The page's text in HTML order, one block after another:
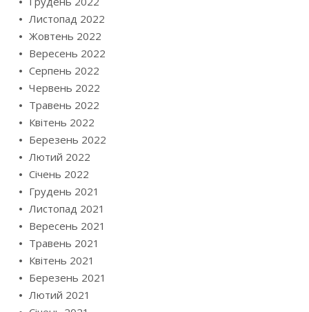
Листопад 2022
Жовтень 2022
Вересень 2022
Серпень 2022
Червень 2022
Травень 2022
Квітень 2022
Березень 2022
Лютий 2022
Січень 2022
Грудень 2021
Листопад 2021
Вересень 2021
Травень 2021
Квітень 2021
Березень 2021
Лютий 2021